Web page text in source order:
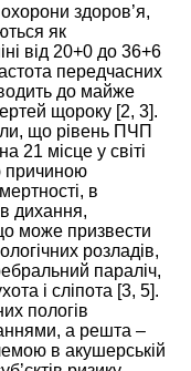
здоров’я,
як
від 20+0 до 36+6
передчасних
до майже
щороку [2, 3].
що рівень ПЧП
21 місце у світі
причиною
в
дихання,
може призвести
розладів,
параліч,
і сліпота [3, 5].
пологів
а решта –
в акушерській